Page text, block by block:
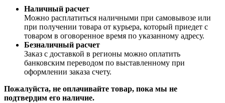
Наличный расчет
Можно расплатиться наличными при самовывозе или
при получении товара от курьера, который приедет с
товаром в оговоренное время по указанному адресу.
Безналичный расчет
Заказ c доставкой в регионы можно оплатить
банковским переводом по выставленному при
оформлении заказа счету.
Пожалуйста, не оплачивайте товар, пока мы не
подтвердим его наличие.